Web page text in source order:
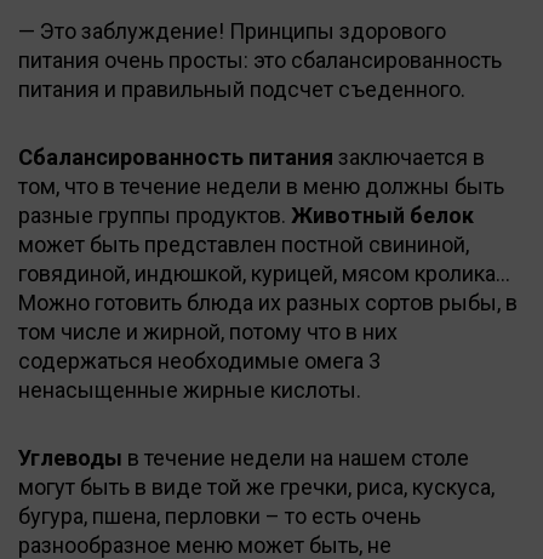
— Это заблуждение! Принципы здорового
питания очень просты: это сбалансированность
питания и правильный подсчет съеденного.
Сбалансированность питания заключается в
том, что в течение недели в меню должны быть
разные группы продуктов. Животный белок
может быть представлен постной свининой,
говядиной, индюшкой, курицей, мясом кролика…
Можно готовить блюда их разных сортов рыбы, в
том числе и жирной, потому что в них
содержаться необходимые омега 3
ненасыщенные жирные кислоты.
Углеводы в течение недели на нашем столе
могут быть в виде той же гречки, риса, кускуса,
бугура, пшена, перловки – то есть очень
разнообразное меню может быть, не